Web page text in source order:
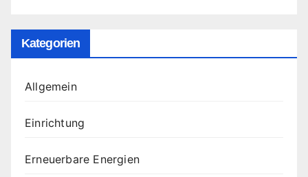
Kategorien
Allgemein
Einrichtung
Erneuerbare Energien